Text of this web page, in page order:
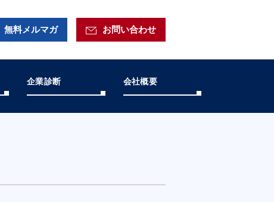
無料メルマガ お問い合わせ
企業診断 会社概要